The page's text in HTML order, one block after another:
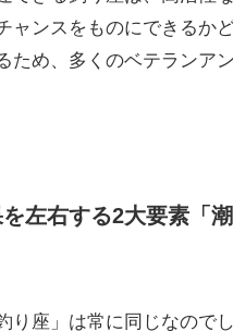
「ファーストヒット（
のが、まさに「有利な釣
できる釣り座は、高活性